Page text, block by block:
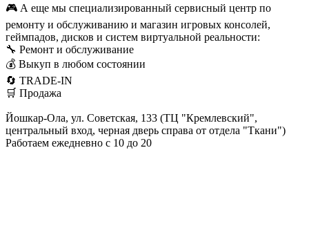
🎮 А еще мы специализированный сервисный центр по
ремонту и обслуживанию и магазин игровых консолей,
геймпадов, дисков и систем виртуальной реальности:
🔧 Ремонт и обслуживание
💰 Выкуп в любом состоянии
🔄 TRADE-IN
🛒 Продажа
Йошкар-Ола, ул. Советская, 133 (ТЦ "Кремлевский",
центральный вход, черная дверь справа от отдела "Ткани")
Работаем ежедневно с 10 до 20